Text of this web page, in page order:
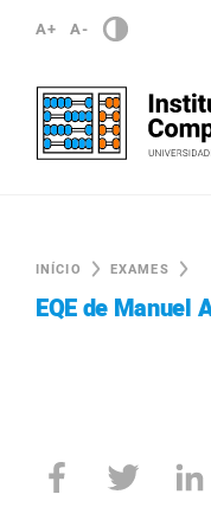
A+ A-
INÍCIO EXAMES
EQE de Manuel